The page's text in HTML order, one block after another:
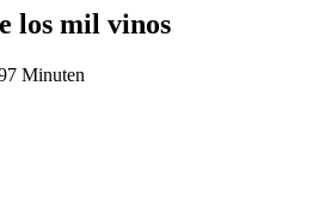
los mil vinos
Minuten